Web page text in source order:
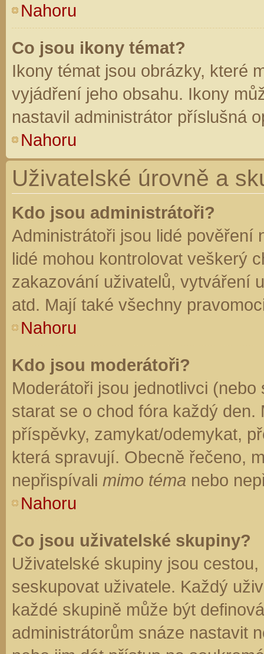
Nahoru
Co jsou ikony témat?
Ikony témat jsou obrázky, které
vyjádření jeho obsahu. Ikony
nastavil administrátor příslušná
Nahoru
Uživatelské úrovně a
Kdo jsou administrátoři?
Administrátoři jsou lidé pověření
lidé mohou kontrolovat veškerý
zakazování uživatelů, vytváření
atd. Mají také všechny
Nahoru
Kdo jsou moderátoři?
Moderátoři jsou jednotlivci
starat se o chod fóra každý
příspěvky, zamykat/odemykat,
která spravují. Obecně řečeno,
nepřispívali mimo téma nebo
Nahoru
Co jsou uživatelské skupiny?
Uživatelské skupiny jsou
seskupovat uživatele. Každý
každé skupině může být
administrátorům snáze nastavit